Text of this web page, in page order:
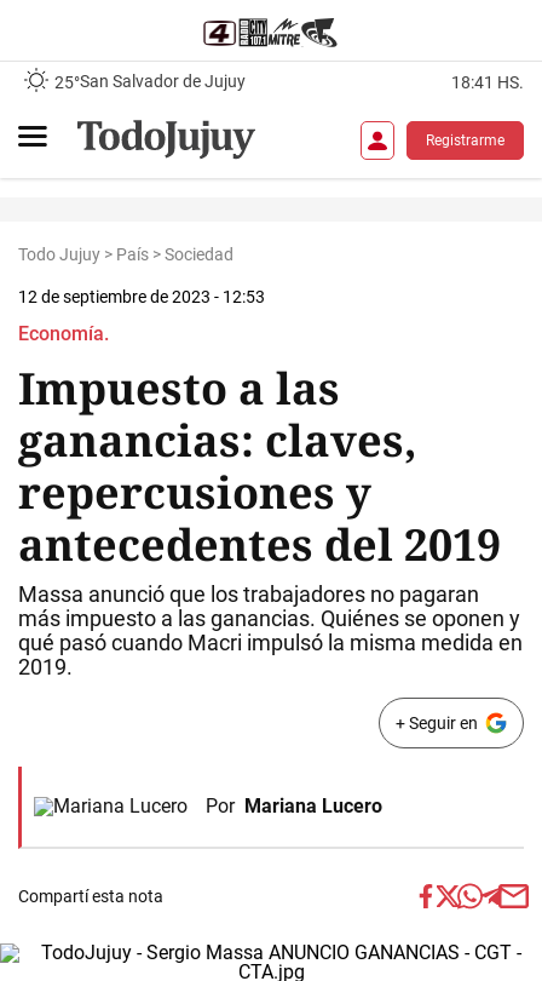
25°San Salvador de Jujuy 18:41 HS.
Registrarme
Todo Jujuy > País >Sociedad
12 de septiembre de 2023 - 12:53
Economía.
Impuesto a las
ganancias: claves,
repercusiones y
antecedentes del 2019
Massa anunció que los trabajadores no pagaran
más impuesto a las ganancias. Quiénes se oponen y
qué pasó cuando Macri impulsó la misma medida en
2019.
+ Seguir en
Por Mariana Lucero
Compartí esta nota